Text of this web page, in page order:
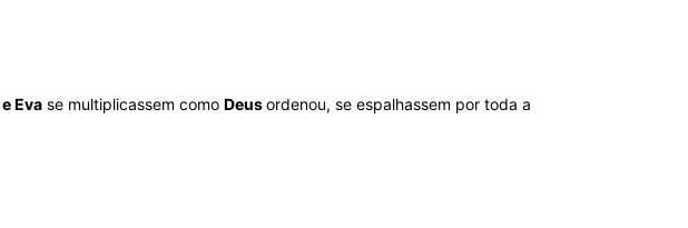
Eva se multiplicassem como Deusordenou, se espalhassem por toda a